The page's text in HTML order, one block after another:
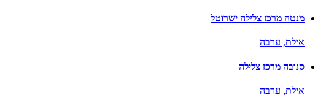
מנטה מרכז צלילה ישרוטל
אילת, ערבה
סנובה מרכז צלילה
אילת, ערבה